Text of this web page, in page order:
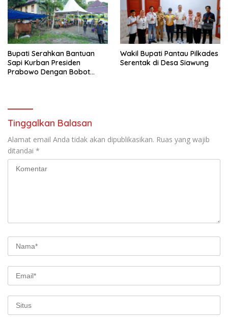
Bupati Serahkan Bantuan
Sapi Kurban Presiden
Prabowo Dengan Bobot
Wakil Bupati Pantau Pilkades
Serentak di Desa Siawung
Tinggalkan Balasan
Alamat email Anda tidak akan dipublikasikan. Ruas yang wajib
ditandai *